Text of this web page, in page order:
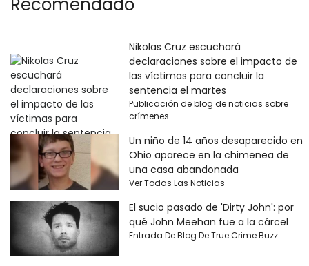
Nikolas Cruz escuchará
declaraciones sobre el impacto de
las víctimas para concluir la
sentencia el martes
Publicación de blog de noticias sobre
crímenes
Un niño de 14 años desaparecido en
Ohio aparece en la chimenea de
una casa abandonada
Ver Todas Las Noticias
El sucio pasado de 'Dirty John': por
qué John Meehan fue a la cárcel
Entrada De Blog De True Crime Buzz